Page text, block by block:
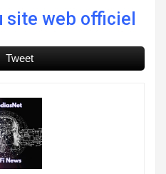
site web officiel
Tweet